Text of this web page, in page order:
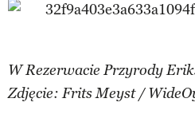
W Rezerwacie Przyrody
Zdjęcie: Frits Meyst /